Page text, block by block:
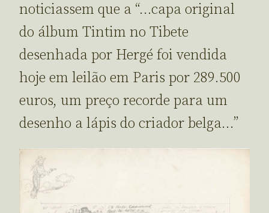
noticiassem que a “…capa original
do álbum Tintim no Tibete
desenhada por Hergé foi vendida
hoje em leilão em Paris por 289.500
euros, um preço recorde para um
desenho a lápis do criador belga…”